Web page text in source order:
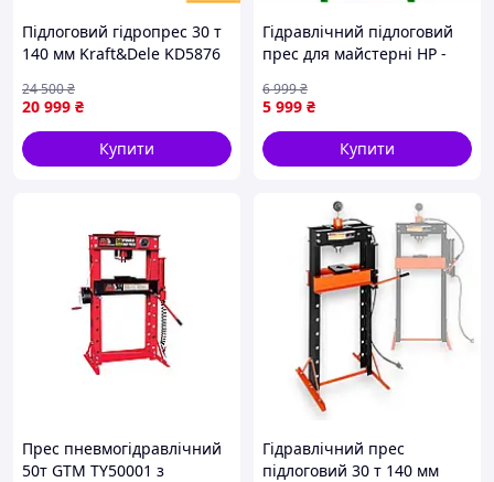
Підлоговий гідропрес 30 т
140 мм Kraft&Dele KD5876
пресувальний верстат
гідравлічний прес для
автосервісу
20 999 ₴
24 500₴
Купити
Гідравлічний підлоговий
прес для майстерні HP -
гідравлічний для
автосервісу
5 999 ₴
6 999₴
Купити
Прес пневмогідравлічний
50т GTM TY50001 з
Гідравлічний прес
підлоговий 30 т 140 мм